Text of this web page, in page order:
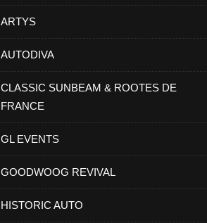
ARTYS
AUTODIVA
CLASSIC SUNBEAM & ROOTES DE
FRANCE
GL EVENTS
GOODWOOG REVIVAL
HISTORIC AUTO